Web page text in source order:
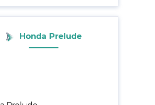
Honda Prelude